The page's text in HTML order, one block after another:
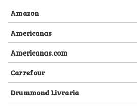
Amazon
Americanas
Americanas.com
Carrefour
Drummond Livraria